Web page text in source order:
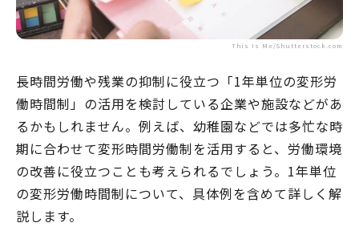
This Is Me/Shutterstock.com
長時間労働や残業の抑制に役立つ「1年単位の変形労
働時間制」の活用を検討している企業や施設などがあ
るかもしれません。例えば、幼稚園などでは多忙な時
期に合わせて変形時間労働制を活用すると、労働環境
の改善に役立つことも考えられるでしょう。1年単位
の変形労働時間制について、具体例を含めて詳しく解
説します。